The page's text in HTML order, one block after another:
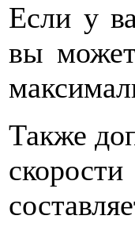
Если у
вы
Также